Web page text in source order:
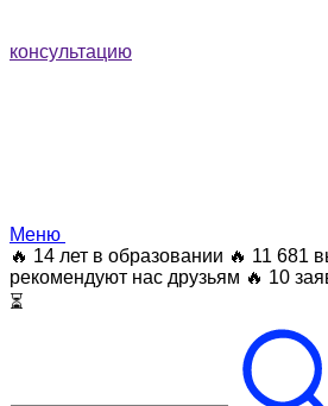
консультацию
Меню
🔥 14 лет в образовании 🔥 11 681
рекомендуют нас друзьям 🔥 10
⏳